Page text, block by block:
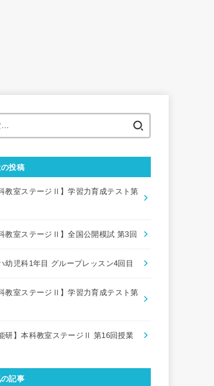
投稿
教室ステージⅡ】学習力育成テスト第
教室ステージⅡ】全国公開模試 第3回
幼児科1年目 グループレッスン4回目
教室ステージⅡ】学習力育成テスト第
研】本科教室ステージⅡ 第16回授業
の記事